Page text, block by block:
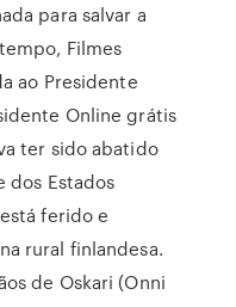
para salvar a
Filmes
ao Presidente
Online grátis
ter sido abatido
dos Estados
ferido e
rural finlandesa.
de Oskari (Onni